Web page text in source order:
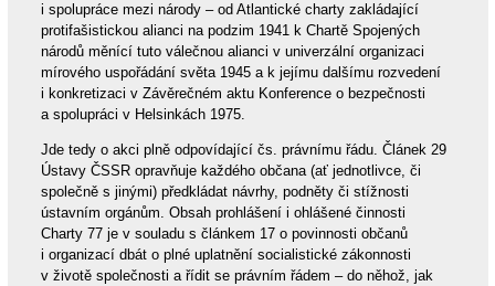
i spolupráce mezi národy – od Atlantické charty zakládající
protifašistickou alianci na podzim 1941 k Chartě Spojených
národů měnící tuto válečnou alianci v univerzální organizaci
mírového uspořádání světa 1945 a k jejímu dalšímu rozvedení
i konkretizaci v Závěrečném aktu Konference o bezpečnosti
a spolupráci v Helsinkách 1975.
Jde tedy o akci plně odpovídající čs. právnímu řádu. Článek 29
Ústavy ČSSR opravňuje každého občana (ať jednotlivce, či
společně s jinými) předkládat návrhy, podněty či stížnosti
ústavním orgánům. Obsah prohlášení i ohlášené činnosti
Charty 77 je v souladu s článkem 17 o povinnosti občanů
i organizací dbát o plné uplatnění socialistické zákonnosti
v životě společnosti a řídit se právním řádem – do něhož, jak